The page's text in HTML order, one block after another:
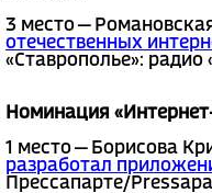
3 место —
отечественных
«Ставрополье»: радио
Номинация
1 место — Борисова
разработал
Прессапарте/